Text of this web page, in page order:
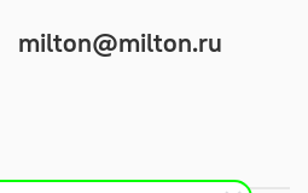
milton@milton.ru